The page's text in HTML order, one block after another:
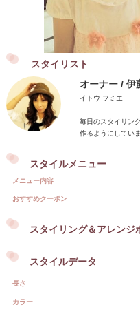
スタイリスト
オーナー / 伊
イトウ フミエ
毎日のスタイリン
作るようにしていま
スタイルメニュー
メニュー内容
おすすめクーポン
スタイリング＆アレンジ
スタイルデータ
長さ
カラー